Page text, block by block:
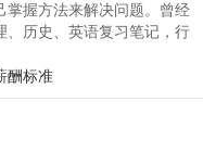
掌握方法来解决问题。曾经
、历史、英语复习笔记，行
地理历史英语科目有自己
科一味灌输
酬标准